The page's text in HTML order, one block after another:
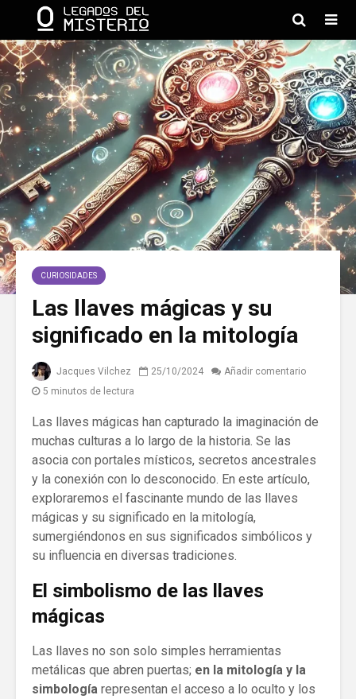
CURIOSIDADES
Las llaves mágicas y su
significado en la mitología
Jacques Vilchez 25/10/2024
Añadir comentario
5 minutos de lectura
Las llaves mágicas han capturado la imaginación de
muchas culturas a lo largo de la historia. Se las
asocia con portales místicos, secretos ancestrales
y la conexión con lo desconocido. En este artículo,
exploraremos el fascinante mundo de las llaves
mágicas y su significado en la mitología,
sumergiéndonos en sus significados simbólicos y
su influencia en diversas tradiciones.
El simbolismo de las llaves
mágicas
Las llaves no son solo simples herramientas
metálicas que abren puertas; en la mitología y la
simbología representan el acceso a lo oculto y los